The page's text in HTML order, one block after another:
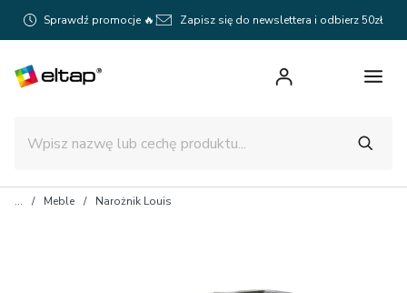
Sprawdź promocje 🔥 Zapisz się do newslettera i odbierz 50zł
Meble Narożnik Louis